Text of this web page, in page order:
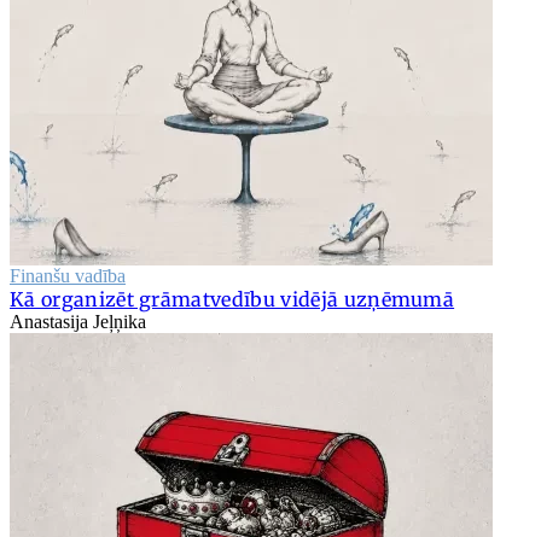
Finanšu vadība
Kā organizēt grāmatvedību vidējā uzņēmumā
Anastasija Jeļņika